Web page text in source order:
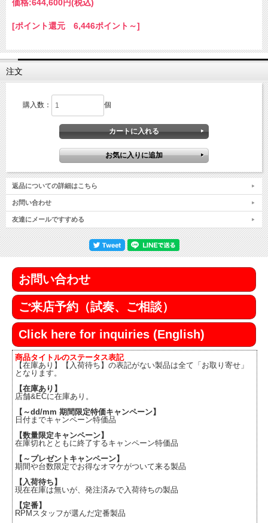
価格:644,600円(税込)
[ポイント還元 6,446ポイント～]
注文
購入数： 個
返品についての詳細はこちら
お問い合わせ
友達にメールですすめる
お問い合わせ
ご来店予約（試奏、ご相談）
Click here for inquiries (English)
商品タイトルのステータス表記
【在庫あり】【入荷待ち】の表記がない製品は全て「お取り寄せ」
となります。
【在庫あり】
店舗&ECに在庫あり。
【～dd/mm 期間限定特価キャンペーン】
日付までキャンペーン特価品
【数量限定キャンペーン】
在庫切れとともに終了するキャンペーン特価品
【～プレゼントキャンペーン】
期間や台数限定でお得なオマケがついて来る製品
【入荷待ち】
現在在庫は無いが、発注済みで入荷待ちの製品
【定番】
RPMスタッフが選んだ定番製品